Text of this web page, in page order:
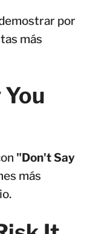
por
más
"Don't Say
más